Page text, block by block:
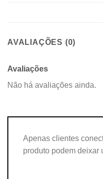
AVALIAÇÕES (0)
Avaliações
Não há avaliações ainda.
Apenas clientes
produto podem deixar